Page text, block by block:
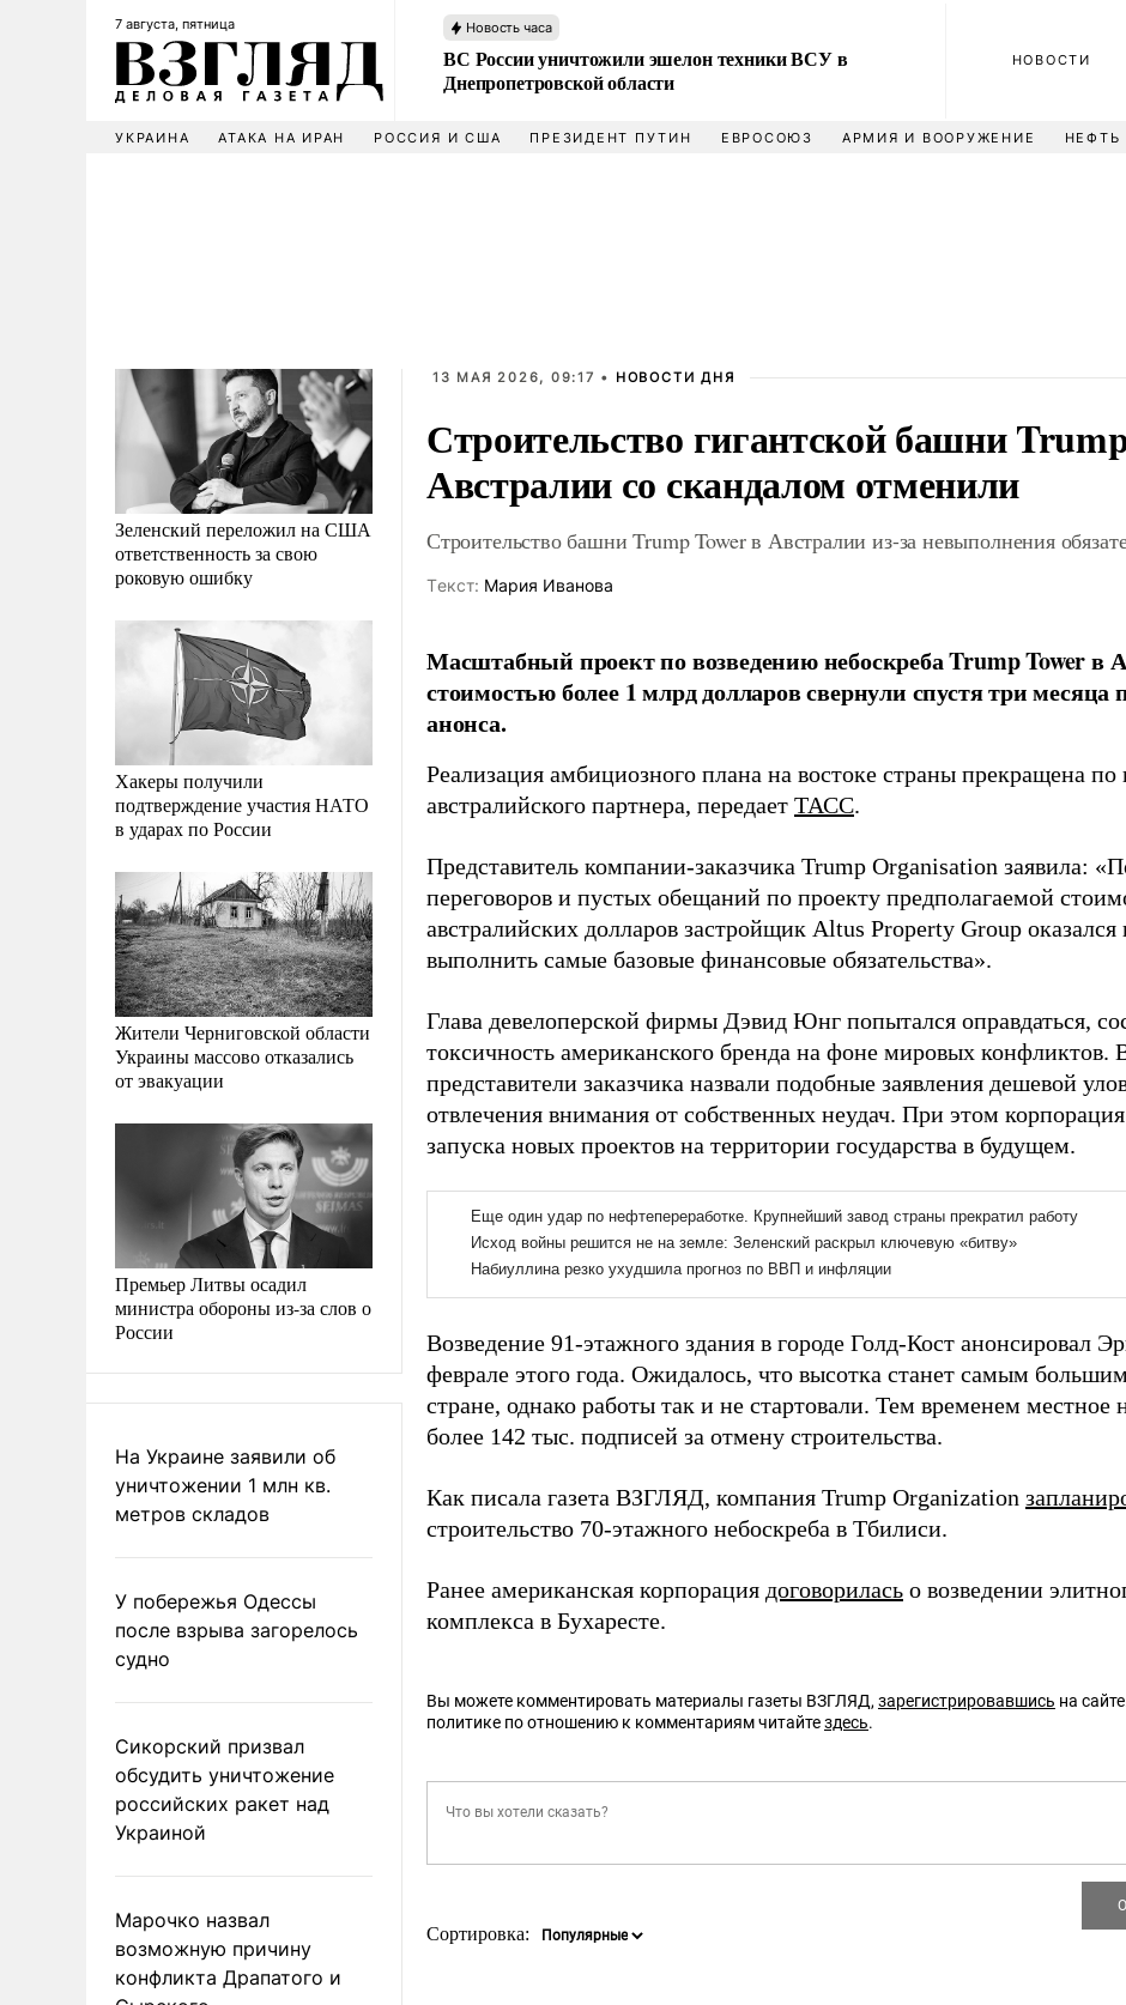
7 августа, пятница Новость часа
ВС России уничтожили эшелон техники ВСУ в
Днепропетровской области
НОВОСТИ
УКРАИНА АТАКА НА ИРАН РОССИЯ И США ПРЕЗИДЕНТ ПУТИН ЕВРОСОЮЗ АРМИЯ И ВООРУЖЕНИЕ НЕФТЬ
Зеленский переложил на США
ответственность за свою
роковую ошибку
Хакеры получили
подтверждение участия НАТО
в ударах по России
Жители Черниговской области
Украины массово отказались
от эвакуации
Премьер Литвы осадил
министра обороны из-за слов о
России
На Украине заявили об
уничтожении 1 млн кв.
метров складов
У побережья Одессы
после взрыва загорелось
судно
Сикорский призвал
обсудить уничтожение
российских ракет над
Украиной
Марочко назвал
возможную причину
конфликта Драпатого и
13 МАЯ 2026, 09:17 • НОВОСТИ ДНЯ
Строительство гигантской башни
Австралии со скандалом отменили
Строительство башни Trump Tower в Австралии из-за невыполнения
Tекст: Мария Иванова
Масштабный проект по возведению небоскреба Trump Tower в
стоимостью более 1 млрд долларов свернули спустя три месяца
анонса.
Реализация амбициозного плана на востоке страны прекращена по
австралийского партнера, передает ТАСС.
Представитель компании-заказчика Trump Organisation заявила:
переговоров и пустых обещаний по проекту предполагаемой
австралийских долларов застройщик Altus Property Group оказался
выполнить самые базовые финансовые обязательства».
Глава девелоперской фирмы Дэвид Юнг попытался оправдаться,
токсичность американского бренда на фоне мировых конфликтов.
представители заказчика назвали подобные заявления дешевой
отвлечения внимания от собственных неудач. При этом
запуска новых проектов на территории государства в будущем.
Возведение 91-этажного здания в городе Голд-Кост анонсировал
феврале этого года. Ожидалось, что высотка станет самым
стране, однако работы так и не стартовали. Тем временем местное
более 142 тыс. подписей за отмену строительства.
Как писала газета ВЗГЛЯД, компания Trump Organization
строительство 70-этажного небоскреба в Тбилиси.
Ранее американская корпорация договорилась о возведении
комплекса в Бухаресте.
Вы можете комментировать материалы газеты ВЗГЛЯД, зарегистрировавшись на
политике по отношению к комментариям читайтездесь.
Сортировка: